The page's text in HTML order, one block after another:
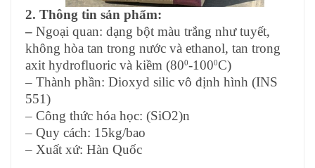
2. Thông tin sản phẩm:
– Ngoại quan: dạng bột màu trắng như tuyết,
không hòa tan trong nước và ethanol, tan trong
axit hydrofluoric và kiềm (800-1000C)
– Thành phần: Dioxyd silic vô định hình (INS
551)
– Công thức hóa học: (SiO2)n
– Quy cách: 15kg/bao
– Xuất xứ: Hàn Quốc